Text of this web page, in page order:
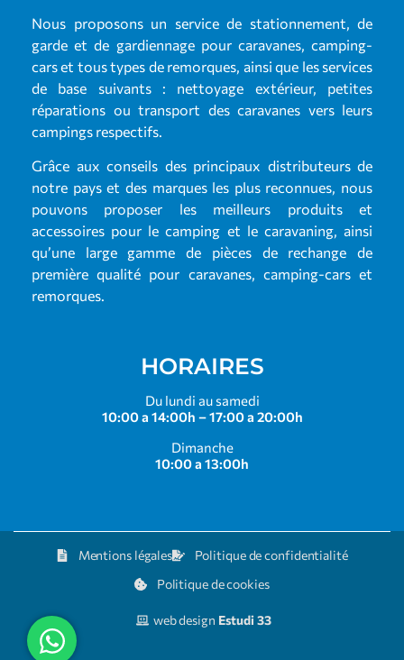
Nous proposons un service de stationnement, de
garde et de gardiennage pour caravanes, camping-
cars et tous types de remorques, ainsi que les services
de base suivants : nettoyage extérieur, petites
réparations ou transport des caravanes vers leurs
campings respectifs.
Grâce aux conseils des principaux distributeurs de
notre pays et des marques les plus reconnues, nous
pouvons proposer les meilleurs produits et
accessoires pour le camping et le caravaning, ainsi
qu’une large gamme de pièces de rechange de
première qualité pour caravanes, camping-cars et
remorques.
HORAIRES
Du lundi au samedi
10:00 a 14:00h – 17:00 a 20:00h
Dimanche
10:00 a 13:00h
Mentions légales
Politique de confidentialité
Politique de cookies
web design Estudi 33